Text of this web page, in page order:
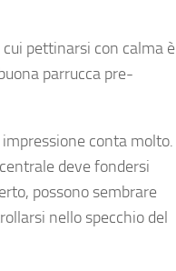
pettinarsi con calma è
parrucca pre-
conta molto.
deve fondersi
possono sembrare
nello specchio del